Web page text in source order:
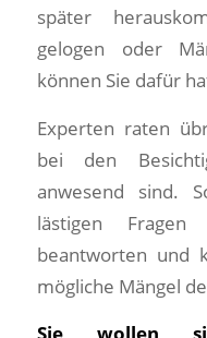
später
gelogen oder
können Sie dafür
Experten raten
bei den
anwesend sind.
lästigen
beantworten und
mögliche Mängel